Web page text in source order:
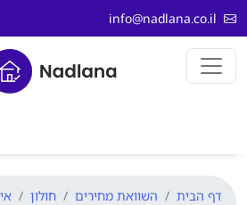
דלג לתוכן
info@nadlana.co.il
דף הבית השוואת מחירים חולון